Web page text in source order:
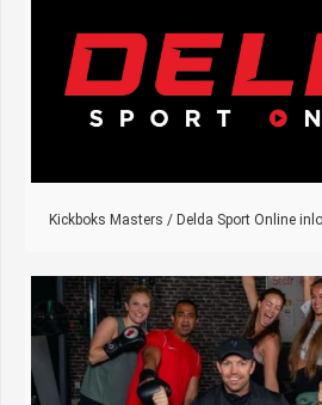
Kickboks Masters / Delda Sport Online